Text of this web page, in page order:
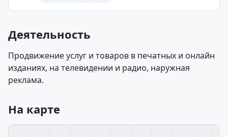
Деятельность
Продвижение услуг и товаров в печатных и онлайн
изданиях, на телевидении и радио, наружная
реклама.
На карте